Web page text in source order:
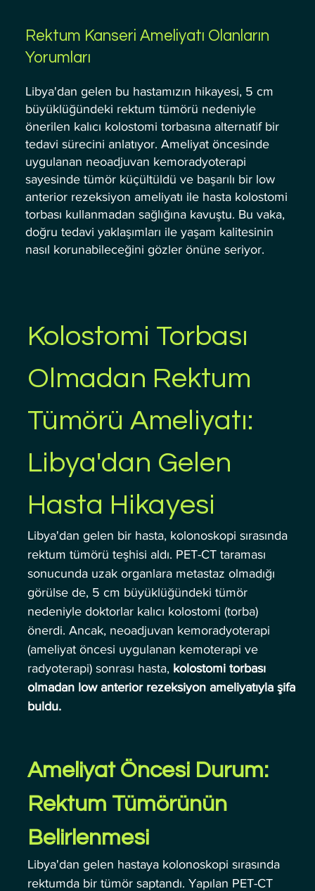
Rektum Kanseri Ameliyatı Olanların
Yorumları
Libya'dan gelen bu hastamızın hikayesi, 5 cm
büyüklüğündeki rektum tümörü nedeniyle
önerilen kalıcı kolostomi torbasına alternatif bir
tedavi sürecini anlatıyor. Ameliyat öncesinde
uygulanan neoadjuvan kemoradyoterapi
sayesinde tümör küçültüldü ve başarılı bir low
anterior rezeksiyon ameliyatı ile hasta kolostomi
torbası kullanmadan sağlığına kavuştu. Bu vaka,
doğru tedavi yaklaşımları ile yaşam kalitesinin
nasıl korunabileceğini gözler önüne seriyor.
Kolostomi Torbası
Olmadan Rektum
Tümörü Ameliyatı:
Libya'dan Gelen
Hasta Hikayesi
Libya'dan gelen bir hasta, kolonoskopi sırasında
rektum tümörü teşhisi aldı. PET-CT taraması
sonucunda uzak organlara metastaz olmadığı
görülse de, 5 cm büyüklüğündeki tümör
nedeniyle doktorlar kalıcı kolostomi (torba)
önerdi. Ancak, neoadjuvan kemoradyoterapi
(ameliyat öncesi uygulanan kemoterapi ve
radyoterapi) sonrası hasta, kolostomi torbası
olmadan low anterior rezeksiyon ameliyatıyla şifa
buldu.
Ameliyat Öncesi Durum:
Rektum Tümörünün
Belirlenmesi
Libya'dan gelen hastaya kolonoskopi sırasında
rektumda bir tümör saptandı. Yapılan PET-CT